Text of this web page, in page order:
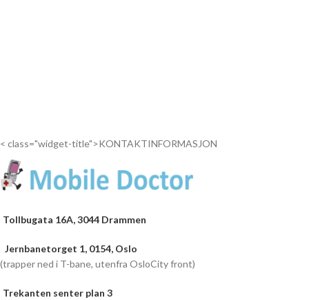
< class="widget-title">KONTAKTINFORMASJON
Tollbugata 16A, 3044 Drammen
Jernbanetorget 1, 0154, Oslo
(trapper ned i T-bane, utenfra OsloCity front)
Trekanten senter plan 3